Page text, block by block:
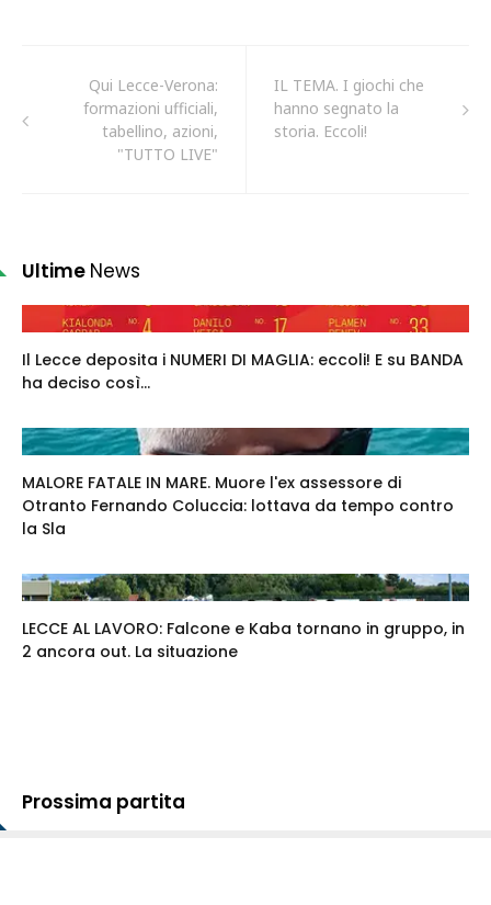
Qui Lecce-Verona:
formazioni ufficiali,
tabellino, azioni,
"TUTTO LIVE"
IL TEMA. I giochi che
hanno segnato la
storia. Eccoli!
Ultime News
Il Lecce deposita i NUMERI DI MAGLIA: eccoli! E su BANDA
ha deciso così...
MALORE FATALE IN MARE. Muore l'ex assessore di
Otranto Fernando Coluccia: lottava da tempo contro
la Sla
LECCE AL LAVORO: Falcone e Kaba tornano in gruppo, in
2 ancora out. La situazione
Prossima partita